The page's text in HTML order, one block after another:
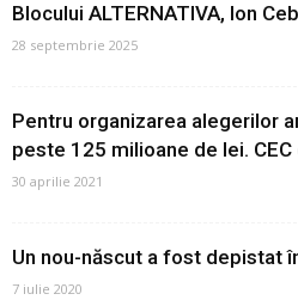
Blocului ALTERNATIVA, Ion
28 septembrie 2025
Pentru organizarea alegerilor
peste 125 milioane de lei. CEC
30 aprilie 2021
Un nou-născut a fost depistat
7 iulie 2020